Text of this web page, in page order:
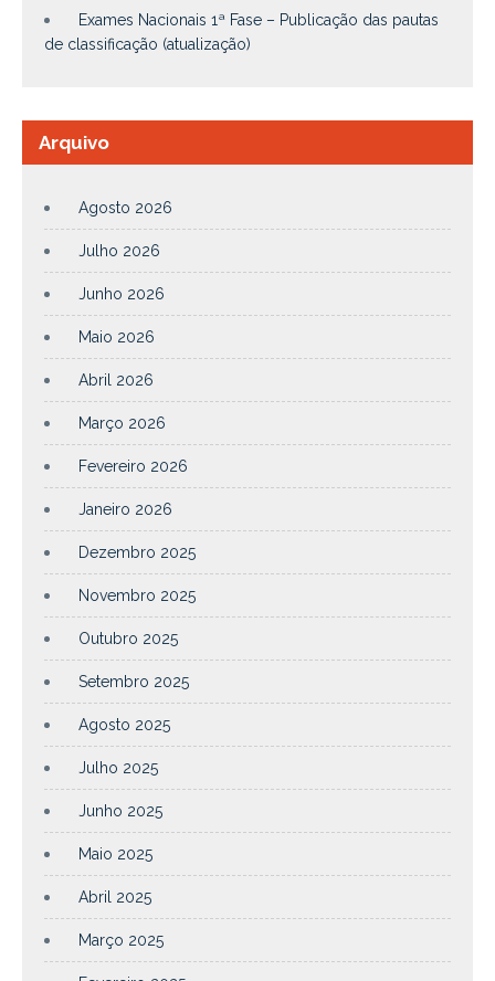
Exames Nacionais 1ª Fase – Publicação das pautas
de classificação (atualização)
Arquivo
Agosto 2026
Julho 2026
Junho 2026
Maio 2026
Abril 2026
Março 2026
Fevereiro 2026
Janeiro 2026
Dezembro 2025
Novembro 2025
Outubro 2025
Setembro 2025
Agosto 2025
Julho 2025
Junho 2025
Maio 2025
Abril 2025
Março 2025